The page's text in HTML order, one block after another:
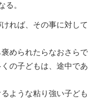
る。
れば、その事に対し
められたらなおさらで
の子どもは、途中で
ような粘り強い子ども